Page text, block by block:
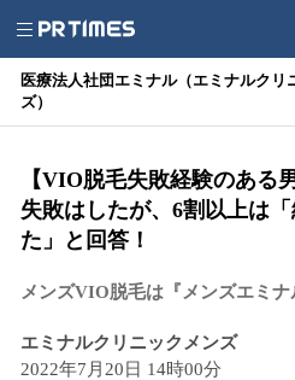
医療法人社団エミナル（エミナルクリ
ズ）
【VIO脱毛失敗経験のある
失敗はしたが、6割以上は
た」と回答！
メンズVIO脱毛は『メンズエミナ
エミナルクリニックメンズ
2022年7月20日 14時00分